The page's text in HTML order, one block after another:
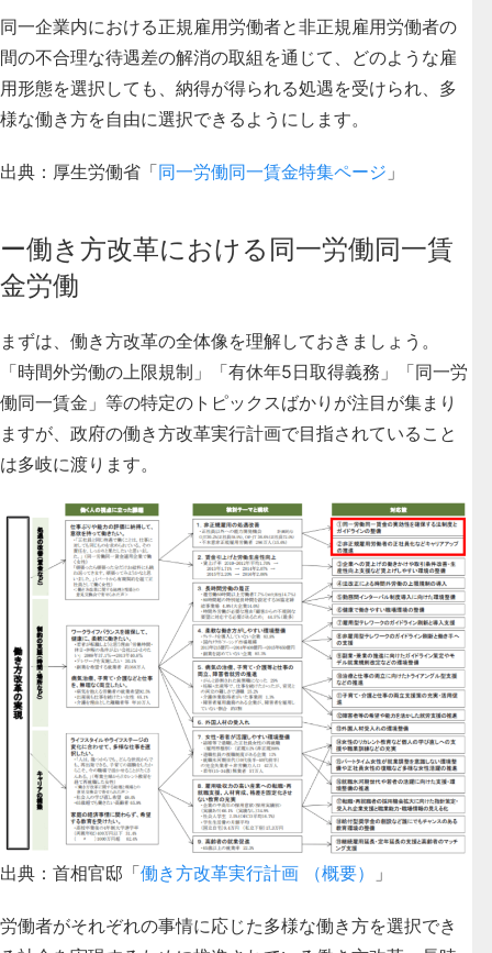
同一企業内における正規雇用労働者と非正規雇用労働者の
間の不合理な待遇差の解消の取組を通じて、どのような雇
用形態を選択しても、納得が得られる処遇を受けられ、多
様な働き方を自由に選択できるようにします。
出典：厚生労働省「同一労働同一賃金特集ページ 」
ー働き方改革における同一労働同一賃
金労働
まずは、働き方改革の全体像を理解しておきましょう。
「時間外労働の上限規制」「有休年5日取得義務」「同一労
働同一賃金」等の特定のトピックスばかりが注目が集まり
ますが、政府の働き方改革実行計画で目指されていること
は多岐に渡ります。
出典：首相官邸「働き方改革実行計画 （概要） 」
労働者がそれぞれの事情に応じた多様な働き方を選択でき